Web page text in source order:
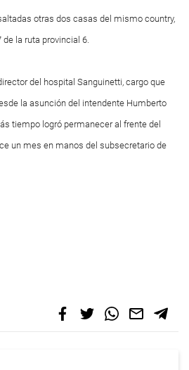
otras dos casas del mismo country,
la ruta provincial 6.
del hospital Sanguinetti, cargo que
la asunción del intendente Humberto
tiempo logró permanecer al frente del
un mes en manos del subsecretario de